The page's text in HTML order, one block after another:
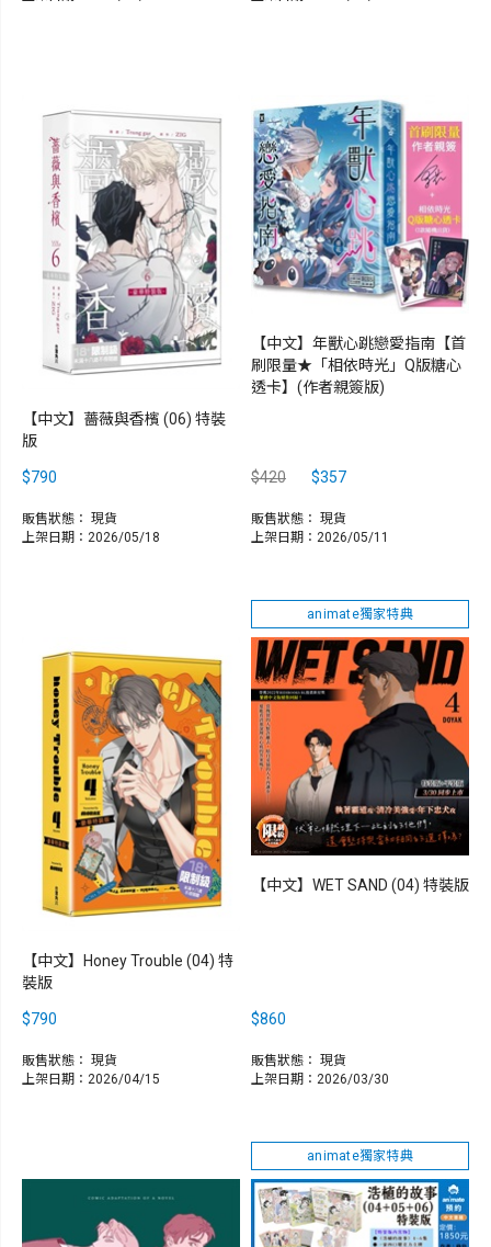
【中文】薔薇與香檳 (06) 特裝
版
$790
販售狀態： 現貨
上架日期：2026/05/18
【中文】年獸心跳戀愛指南【首
刷限量★「相依時光」Q版糖心
透卡】(作者親簽版)
$420 $357
販售狀態： 現貨
上架日期：2026/05/11
【中文】Honey Trouble (04) 特
裝版
$790
販售狀態： 現貨
上架日期：2026/04/15
animate獨家特典
【中文】WET SAND (04) 特裝版
$860
販售狀態： 現貨
上架日期：2026/03/30
animate獨家特典